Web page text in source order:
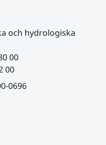
och hydrologiska
00
00
0696